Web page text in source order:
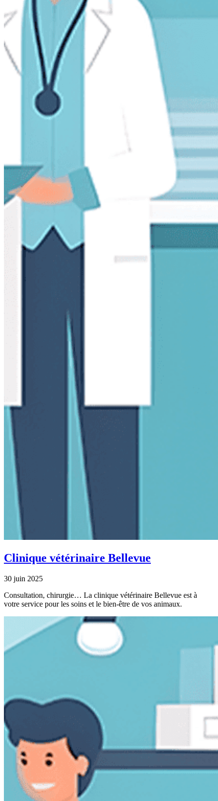
Clinique vétérinaire Bellevue
30 juin 2025
Consultation, chirurgie… La clinique vétérinaire Bellevue est à
votre service pour les soins et le bien-être de vos animaux.